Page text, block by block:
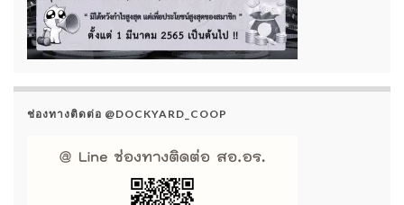
ช่องทางติดต่อ @DOCKYARD_COOP